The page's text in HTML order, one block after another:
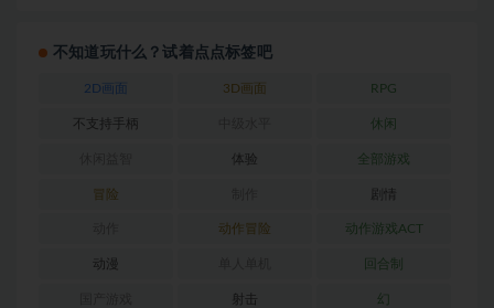
不知道玩什么？试着点点标签吧
2D画面 3D画面 RPG
不支持手柄 休闲
体验 全部游戏
冒险 剧情
动作冒险 动作游戏ACT
动漫 回合制
射击 幻